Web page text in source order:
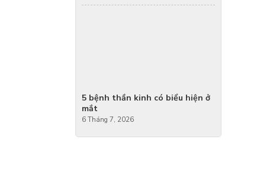
5 bệnh thần kinh có biểu hiện ở
mắt
6 Tháng 7, 2026